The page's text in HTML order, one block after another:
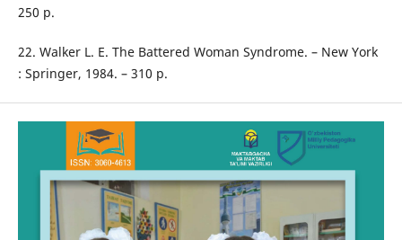
250 p.
22. Walker L. E. The Battered Woman Syndrome. – New York
: Springer, 1984. – 310 p.